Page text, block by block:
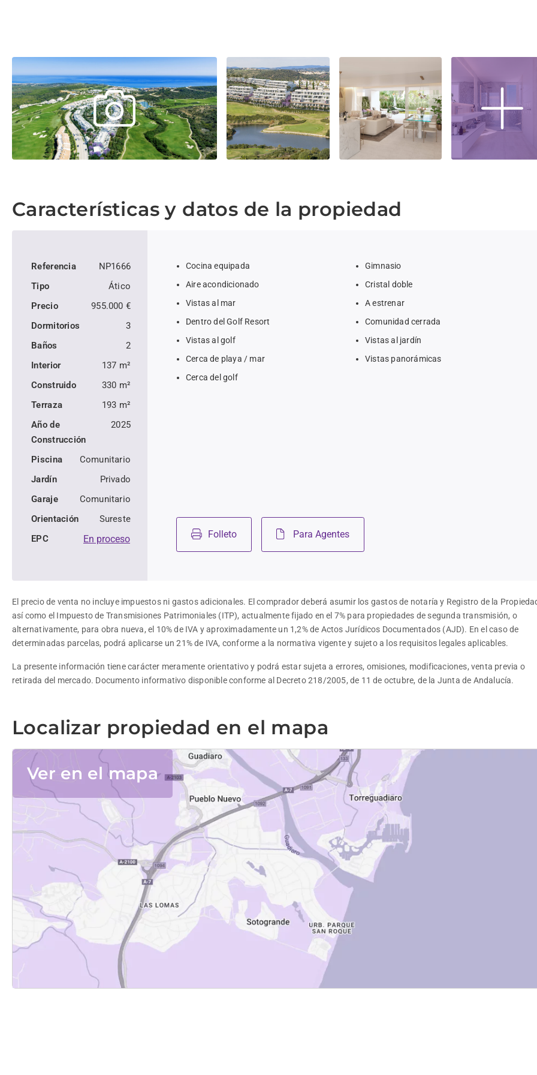
Características y datos de la propiedad
Referencia
NP1666
Tipo
Ático
Precio
955.000 €
Dormitorios
3
Baños
2
Interior
137 m²
Construido
330 m²
Terraza
193 m²
Año de
Construcción
2025
Piscina
Comunitario
Jardín
Privado
Garaje
Comunitario
Orientación
Sureste
EPC
En proceso
Cocina equipada
Aire acondicionado
Vistas al mar
Dentro del Golf Resort
Vistas al golf
Cerca de playa / mar
Cerca del golf
Gimnasio
Cristal doble
A estrenar
Comunidad cerrada
Vistas al jardín
Vistas panorámicas
Folleto Para Agentes
El precio de venta no incluye impuestos ni gastos adicionales. El comprador deberá asumir los gastos de notaría y Registro de la
así como el Impuesto de Transmisiones Patrimoniales (ITP), actualmente fijado en el 7% para propiedades de segunda transmisión, o
alternativamente, para obra nueva, el 10% de IVA y aproximadamente un 1,2% de Actos Jurídicos Documentados (AJD). En el caso de
determinadas parcelas, podrá aplicarse un 21% de IVA, conforme a la normativa vigente y sujeto a los requisitos legales aplicables.
La presente información tiene carácter meramente orientativo y podrá estar sujeta a errores, omisiones, modificaciones, venta previa o
retirada del mercado. Documento informativo disponible conforme al Decreto 218/2005, de 11 de octubre, de la Junta de Andalucía.
Localizar propiedad en el mapa
Ver en el mapa